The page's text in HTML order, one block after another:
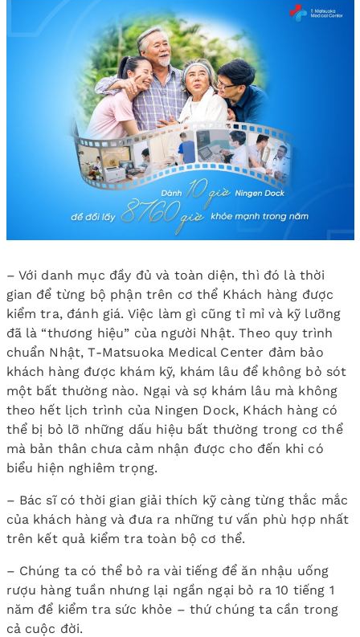
– Với danh mục đầy đủ và toàn diện, thì đó là thời
gian để từng bộ phận trên cơ thể Khách hàng được
kiểm tra, đánh giá. Việc làm gì cũng tỉ mỉ và kỹ lưỡng
đã là “thương hiệu” của người Nhật. Theo quy trình
chuẩn Nhật, T-Matsuoka Medical Center đảm bảo
khách hàng được khám kỹ, khám lâu để không bỏ sót
một bất thường nào. Ngại và sợ khám lâu mà không
theo hết lịch trình của Ningen Dock, Khách hàng có
thể bị bỏ lỡ những dấu hiệu bất thường trong cơ thể
mà bản thân chưa cảm nhận được cho đến khi có
biểu hiện nghiêm trọng.
– Bác sĩ có thời gian giải thích kỹ càng từng thắc mắc
của khách hàng và đưa ra những tư vấn phù hợp nhất
trên kết quả kiểm tra toàn bộ cơ thể.
– Chúng ta có thể bỏ ra vài tiếng để ăn nhậu uống
rượu hàng tuần nhưng lại ngần ngại bỏ ra 10 tiếng 1
năm để kiểm tra sức khỏe – thứ chúng ta cần trong
cả cuộc đời.